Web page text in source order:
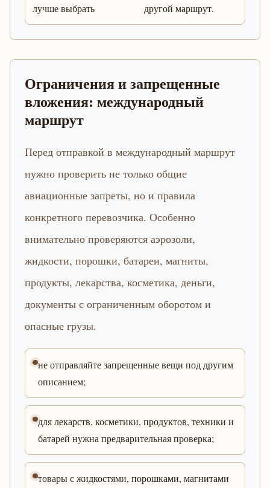
лучше выбрать
другой маршрут.
Ограничения и запрещенные
вложения: международный
маршрут
Перед отправкой в международный маршрут
нужно проверить не только общие
авиационные запреты, но и правила
конкретного перевозчика. Особенно
внимательно проверяются аэрозоли,
жидкости, порошки, батареи, магниты,
продукты, лекарства, косметика, деньги,
документы с ограниченным оборотом и
опасные грузы.
не отправляйте запрещенные вещи под другим
описанием;
для лекарств, косметики, продуктов, техники и
батарей нужна предварительная проверка;
товары с жидкостями, порошками, магнитами